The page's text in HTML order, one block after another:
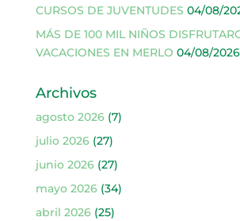
CURSOS DE JUVENTUDES 04/08/
MÁS DE 100 MIL NIÑOS
VACACIONES EN MERLO 04/08/2026
Archivos
agosto 2026(7)
julio 2026(27)
junio 2026(27)
mayo 2026(34)
abril 2026(25)